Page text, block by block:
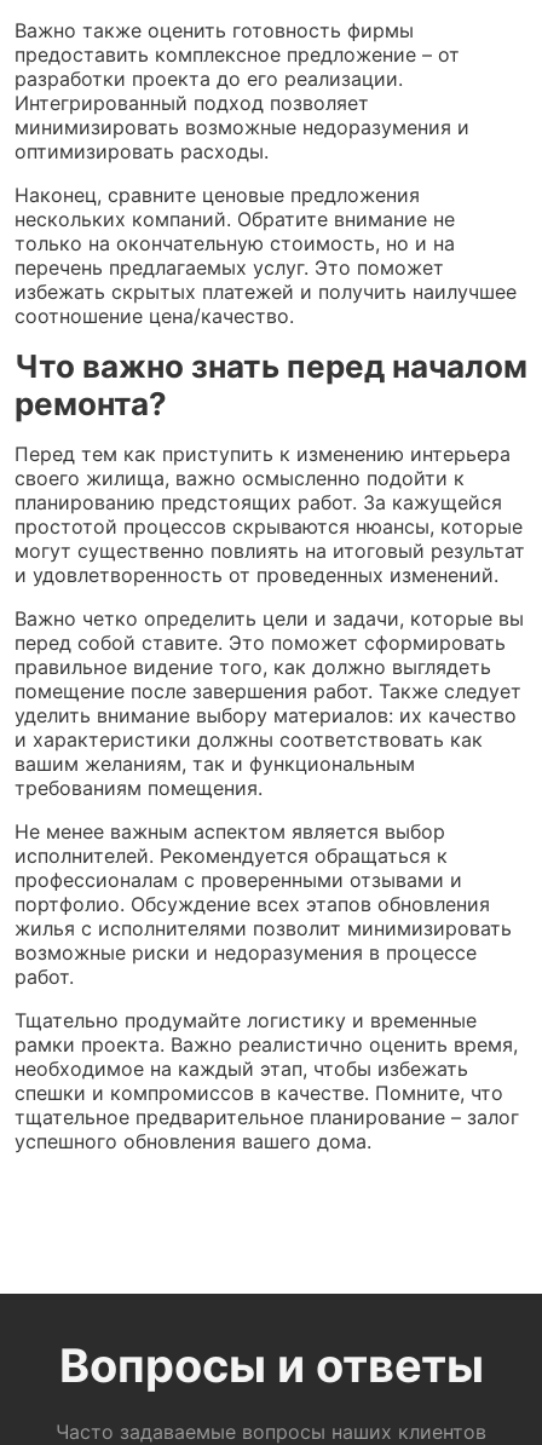
Важно также оценить готовность фирмы
предоставить комплексное предложение – от
разработки проекта до его реализации.
Интегрированный подход позволяет
минимизировать возможные недоразумения и
оптимизировать расходы.
Наконец, сравните ценовые предложения
нескольких компаний. Обратите внимание не
только на окончательную стоимость, но и на
перечень предлагаемых услуг. Это поможет
избежать скрытых платежей и получить наилучшее
соотношение цена/качество.
Что важно знать перед началом
ремонта?
Перед тем как приступить к изменению интерьера
своего жилища, важно осмысленно подойти к
планированию предстоящих работ. За кажущейся
простотой процессов скрываются нюансы, которые
могут существенно повлиять на итоговый результат
и удовлетворенность от проведенных изменений.
Важно четко определить цели и задачи, которые вы
перед собой ставите. Это поможет сформировать
правильное видение того, как должно выглядеть
помещение после завершения работ. Также следует
уделить внимание выбору материалов: их качество
и характеристики должны соответствовать как
вашим желаниям, так и функциональным
требованиям помещения.
Не менее важным аспектом является выбор
исполнителей. Рекомендуется обращаться к
профессионалам с проверенными отзывами и
портфолио. Обсуждение всех этапов обновления
жилья с исполнителями позволит минимизировать
возможные риски и недоразумения в процессе
работ.
Тщательно продумайте логистику и временные
рамки проекта. Важно реалистично оценить время,
необходимое на каждый этап, чтобы избежать
спешки и компромиссов в качестве. Помните, что
тщательное предварительное планирование – залог
успешного обновления вашего дома.
Вопросы и ответы
Часто задаваемые вопросы наших клиентов